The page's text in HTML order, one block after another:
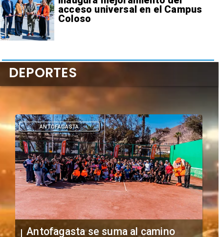
acceso universal en el Campus
Coloso
"Falta de profesionalismo": Sifup
DEPORTES
DEPORTES